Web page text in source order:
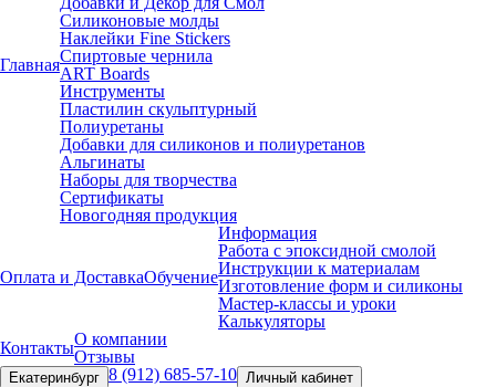
Главная
Силиконовые молды
Наклейки Fine Stickers
Спиртовые чернила
ART Boards
Инструменты
Пластилин скульптурный
Полиуретаны
Добавки для силиконов и полиуретанов
Альгинаты
Наборы для творчества
Сертификаты
Новогодняя продукция
Оплата и ДоставкаОбучение
Информация
Работа с эпоксидной смолой
Инструкции к материалам
Изготовление форм и силиконы
Мастер-классы и уроки
Калькуляторы
КонтактыО компании
Отзывы
Екатеринбург 8 (912) 685-57-10 Личный кабинет